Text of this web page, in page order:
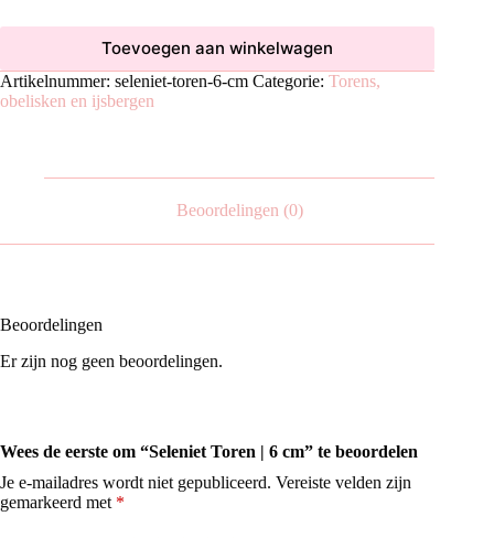
Toevoegen aan winkelwagen
Artikelnummer: seleniet-toren-6-cm Categorie: Torens,
obelisken en ijsbergen
Beoordelingen (0)
Beoordelingen
Er zijn nog geen beoordelingen.
Wees de eerste om “Seleniet Toren | 6 cm” te beoordelen
Je e-mailadres wordt niet gepubliceerd. Vereiste velden zijn
gemarkeerd met *